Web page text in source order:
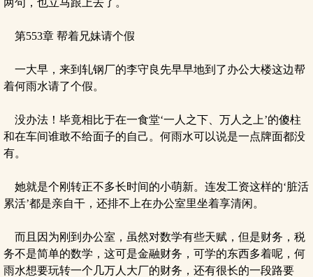
两句，也立马跟上去了。
第553章 帮着兄妹请个假
一大早，来到轧钢厂的李守良先早早地到了办公大楼这边帮
着何雨水请了个假。
没办法！毕竟相比于在一食堂‘一人之下、万人之上’的傻柱
和在车间谁敢不给面子的自己。何雨水可以说是一点牌面都没
有。
她就是个刚转正不多长时间的小萌新。连发工资这样的‘脏活
累活’都是亲自干，还排不上在办公室里坐着享清闲。
而且因为刚到办公室，虽然对数学有些天赋，但是财务，税
务不是简单的数学，这可是金融财务，可学的东西多着呢，何
雨水想要玩转一个几万人大厂的财务，还有很长的一段路要